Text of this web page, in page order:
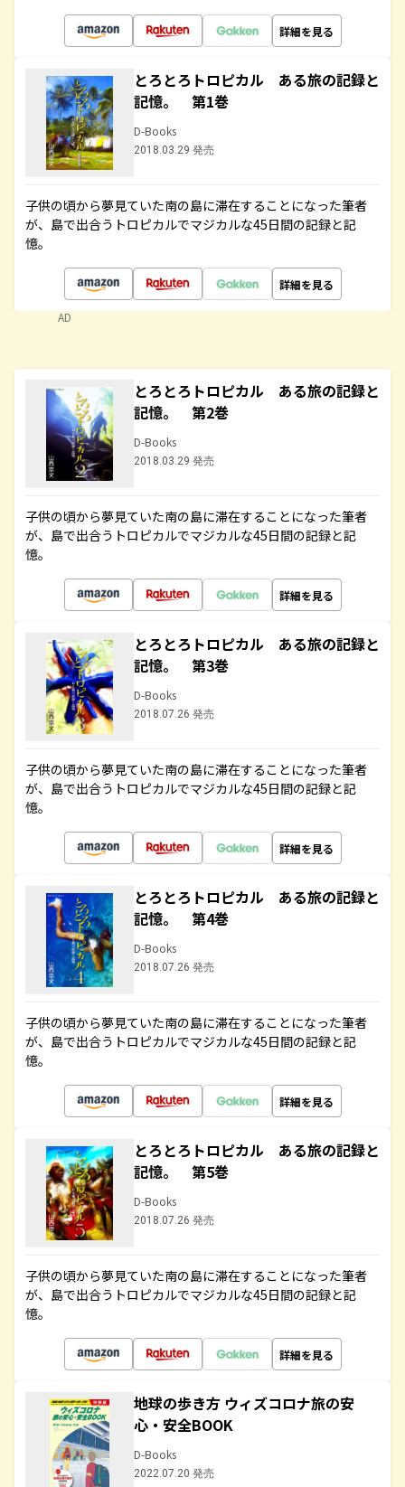
詳細を見る
とろとろトロピカル ある旅の記録と
記憶。 第1巻
D-Books
2018.03.29 発売
子供の頃から夢見ていた南の島に滞在することになった筆者
が、島で出合うトロピカルでマジカルな45日間の記録と記
憶。
詳細を見る
AD
とろとろトロピカル ある旅の記録と
記憶。 第2巻
D-Books
2018.03.29 発売
子供の頃から夢見ていた南の島に滞在することになった筆者
が、島で出合うトロピカルでマジカルな45日間の記録と記
憶。
詳細を見る
とろとろトロピカル ある旅の記録と
記憶。 第3巻
D-Books
2018.07.26 発売
子供の頃から夢見ていた南の島に滞在することになった筆者
が、島で出合うトロピカルでマジカルな45日間の記録と記
憶。
詳細を見る
とろとろトロピカル ある旅の記録と
記憶。 第4巻
D-Books
2018.07.26 発売
子供の頃から夢見ていた南の島に滞在することになった筆者
が、島で出合うトロピカルでマジカルな45日間の記録と記
憶。
詳細を見る
とろとろトロピカル ある旅の記録と
記憶。 第5巻
D-Books
2018.07.26 発売
子供の頃から夢見ていた南の島に滞在することになった筆者
が、島で出合うトロピカルでマジカルな45日間の記録と記
憶。
詳細を見る
地球の歩き方 ウィズコロナ旅の安
心・安全BOOK
D-Books
2022.07.20 発売